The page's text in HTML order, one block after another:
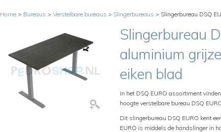
Home > Bureaus > Verstelbare bureaus > Slingerbureaus > Slingerbureau DSQ
Slingerbureau
aluminium
eiken blad
In het DSQ EURO assortiment
hoogte verstelbare bureau DSQ
Dit slingerbureau DSQ EURO kent
EURO is middels de handslinger in